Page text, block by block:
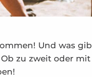
Und was
zu zweit oder